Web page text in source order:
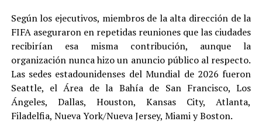
Según los ejecutivos, miembros de la alta dirección de la
FIFA aseguraron en repetidas reuniones que las ciudades
recibirían esa misma contribución, aunque la
organización nunca hizo un anuncio público al respecto.
Las sedes estadounidenses del Mundial de 2026 fueron
Seattle, el Área de la Bahía de San Francisco, Los
Ángeles, Dallas, Houston, Kansas City, Atlanta,
Filadelfia, Nueva York/Nueva Jersey, Miami y Boston.